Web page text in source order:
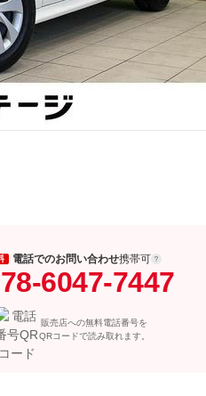
電話でのお問い合わせ携帯可
6047-7447
販売店への無料電話番号を
QRコードで読み取れます。